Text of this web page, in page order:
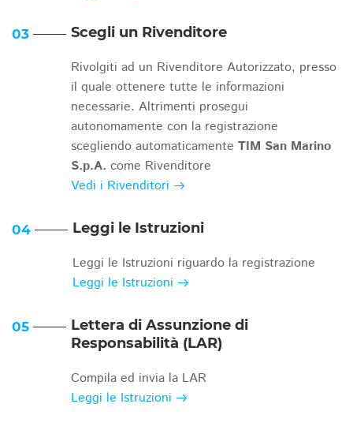
03 Scegli un Rivenditore
Rivolgiti ad un Rivenditore Autorizzato, presso
il quale ottenere tutte le informazioni
necessarie. Altrimenti prosegui
autonomamente con la registrazione
scegliendo automaticamente TIM San Marino
S.p.A. come Rivenditore
Vedi i Rivenditori
04 Leggi le Istruzioni
Leggi le Istruzioni riguardo la registrazione
Leggi le Istruzioni
05
Lettera di Assunzione di
Responsabilità (LAR)
Compila ed invia la LAR
Leggi le Istruzioni